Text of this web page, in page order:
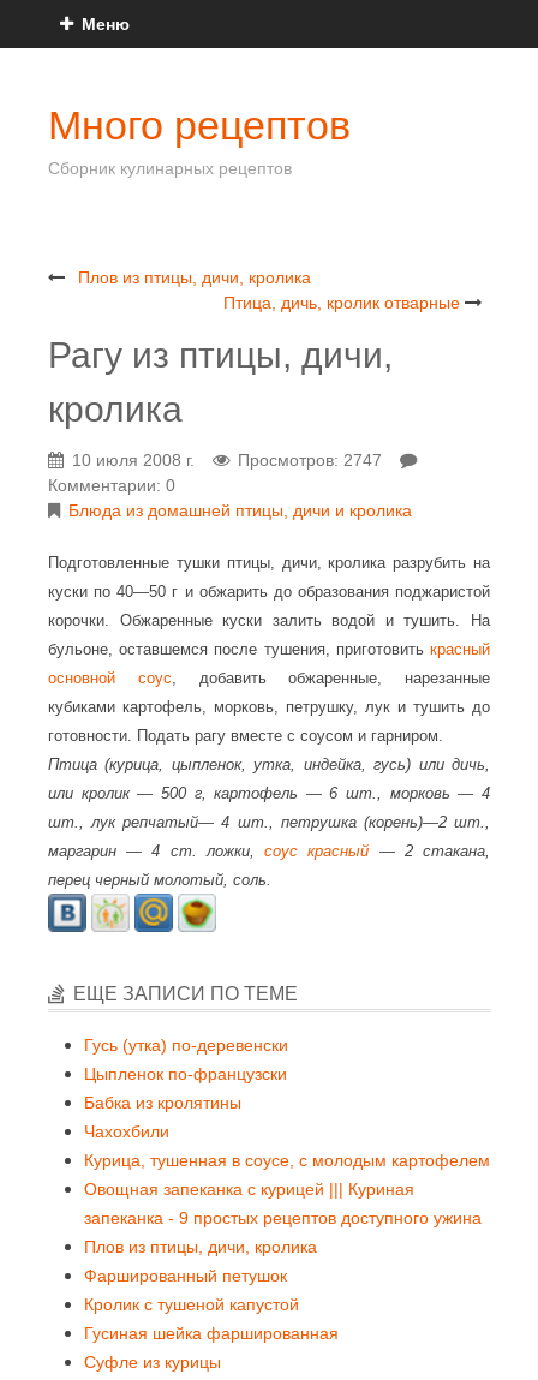
Меню
Много рецептов
Сборник кулинарных рецептов
Плов из птицы, дичи, кролика
Птица, дичь, кролик отварные
Рагу из птицы, дичи,
кролика
10 июля 2008 г.
Просмотров: 2747
Комментарии: 0
Блюда из домашней птицы, дичи и кролика
Подготовленные тушки птицы, дичи, кролика разрубить на
куски по 40—50 г и обжарить до образования поджаристой
корочки. Обжаренные куски залить водой и тушить. На
бульоне, оставшемся после тушения, приготовить красный
основной соус, добавить обжаренные, нарезанные
кубиками картофель, морковь, петрушку, лук и тушить до
готовности. Подать рагу вместе с соусом и гарниром.
Птица (курица, цыпленок, утка, индейка, гусь) или дичь,
или кролик — 500 г, картофель — 6 шт., морковь — 4
шт., лук репчатый— 4 шт., петрушка (корень)—2 шт.,
маргарин — 4 ст. ложки,соус красный — 2 стакана,
перец черный молотый, соль.
ЕЩЕ ЗАПИСИ ПО ТЕМЕ
Гусь (утка) по-деревенски
Цыпленок по-французски
Бабка из кролятины
Чахохбили
Курица, тушенная в соусе, с молодым картофелем
Овощная запеканка с курицей ||| Куриная
запеканка - 9 простых рецептов доступного ужина
Плов из птицы, дичи, кролика
Фаршированный петушок
Кролик с тушеной капустой
Гусиная шейка фаршированная
Суфле из курицы